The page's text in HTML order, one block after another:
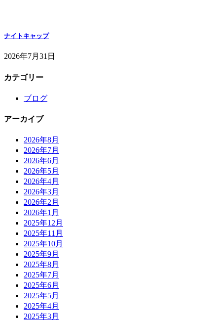
ナイトキャップ
2026年7月31日
カテゴリー
ブログ
アーカイブ
2026年8月
2026年7月
2026年6月
2026年5月
2026年4月
2026年3月
2026年2月
2026年1月
2025年12月
2025年11月
2025年10月
2025年9月
2025年8月
2025年7月
2025年6月
2025年5月
2025年4月
2025年3月